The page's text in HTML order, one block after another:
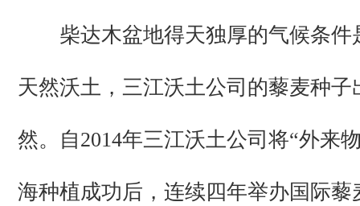
柴达木盆地得天独厚的气候条件
天然沃土，三江沃土公司的藜麦种子
然。自2014年三江沃土公司将“外来
海种植成功后，连续四年举办国际藜